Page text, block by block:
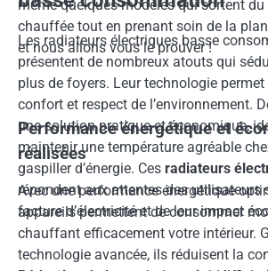
même quelques modèles qui sortent du
chauffée tout en prenant soin de la
et nous allons vous le prouver !
Les radiateurs électriques basse
présentent de nombreux atouts qui
plus de foyers. Leur technologie
confort et respect de l’environnement.
une solution pratique et économique,
maintenir une température agréable
gaspiller d’énergie. Ces radiateurs
répondent aux attentes des utilisateurs
facture d’électricité et de leur impact
Performance énergétique et
réalisées
Avec une performance énergétique
appareils permettent de consommer
chauffant efficacement votre intérieur.
technologie avancée, ils réduisent la